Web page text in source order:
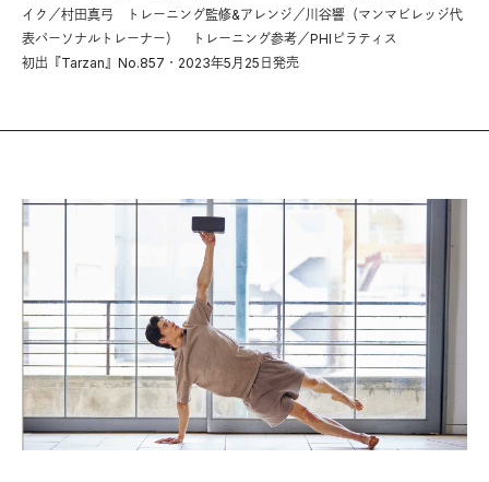
イク／村田真弓 トレーニング監修&アレンジ／川谷響（マンマビレッジ代
表パーソナルトレーナー） トレーニング参考／PHIピラティス
初出『Tarzan』No.857・2023年5月25日発売